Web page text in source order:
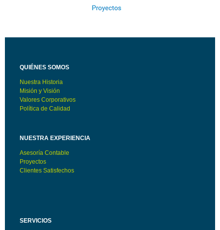
QUIÉNES SOMOS
Nuestra Historia
Misión y Visión
Valores Corporativos
Política de Calidad
NUESTRA EXPERIENCIA
Asesoría Contable
Proyectos
Clientes Satisfechos
SERVICIOS